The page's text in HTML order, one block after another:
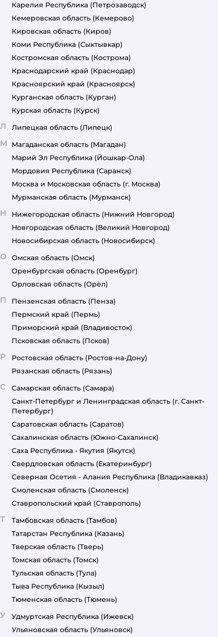
Карелия Республика (Петрозаводск)
Кемеровская область (Кемерово)
Кировская область (Киров)
Коми Республика (Сыктывкар)
Костромская область (Кострома)
Краснодарский край (Краснодар)
Красноярский край (Красноярск)
Курганская область (Курган)
Курская область (Курск)
Л Липецкая область (Липецк)
М Магаданская область (Магадан)
Марий Эл Республика (Йошкар-Ола)
Мордовия Республика (Саранск)
Москва и Московская область (г. Москва)
Мурманская область (Мурманск)
Н Нижегородская область (Нижний Новгород)
Новгородская область (Великий Новгород)
Новосибирская область (Новосибирск)
О Омская область (Омск)
Оренбургская область (Оренбург)
Орловская область (Орёл)
П Пензенская область (Пенза)
Пермский край (Пермь)
Приморский край (Владивосток)
Псковская область (Псков)
Р Ростовская область (Ростов-на-Дону)
Рязанская область (Рязань)
С Самарская область (Самара)
Санкт-Петербург и Ленинградская область (г. Санкт-
Петербург)
Саратовская область (Саратов)
Сахалинская область (Южно-Сахалинск)
Саха Республика - Якутия (Якутск)
Свердловская область (Екатеринбург)
Северная Осетия - Алания Республика (Владикавказ)
Смоленская область (Смоленск)
Ставропольский край (Ставрополь)
Т Тамбовская область (Тамбов)
Татарстан Республика (Казань)
Тверская область (Тверь)
Томская область (Томск)
Тульская область (Тула)
Тыва Республика (Кызыл)
Тюменская область (Тюмень)
У Удмуртская Республика (Ижевск)
Ульяновская область (Ульяновск)